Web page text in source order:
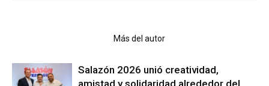
Más del autor
Salazón 2026 unió creatividad,
amistad y solidaridad alrededor del